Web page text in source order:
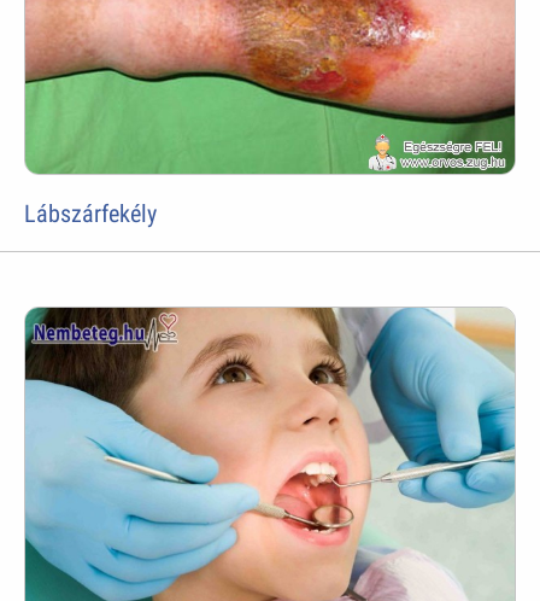
Lábszárfekély